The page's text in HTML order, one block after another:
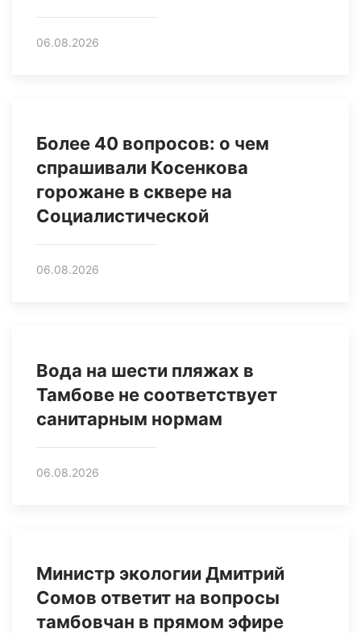
06.08.2026
Более 40 вопросов: о чем
спрашивали Косенкова
горожане в сквере на
Социалистической
06.08.2026
Вода на шести пляжах в
Тамбове не соответствует
санитарным нормам
06.08.2026
Министр экологии Дмитрий
Сомов ответит на вопросы
тамбовчан в прямом эфире